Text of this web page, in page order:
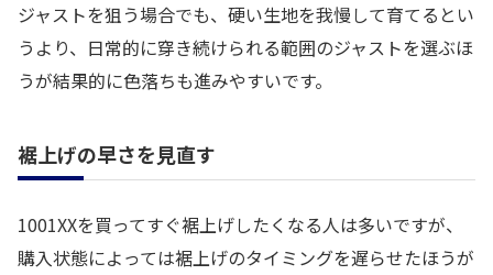
ジャストを狙う場合でも、硬い生地を我慢して育てるとい
うより、日常的に穿き続けられる範囲のジャストを選ぶほ
うが結果的に色落ちも進みやすいです。
裾上げの早さを見直す
1001XXを買ってすぐ裾上げしたくなる人は多いですが、
購入状態によっては裾上げのタイミングを遅らせたほうが